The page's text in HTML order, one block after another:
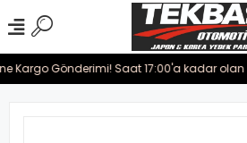
Kargo Gönderimi! Saat 17:00'a kadar